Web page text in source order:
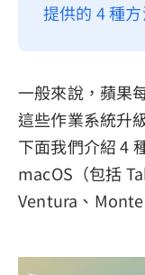
服務條款
提供的 4 種方
一般來說，蘋果
這些作業系統升
下面我們介紹 4
macOS（包括
Ventura、